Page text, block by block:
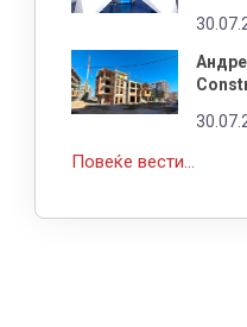
Повеќе вести...